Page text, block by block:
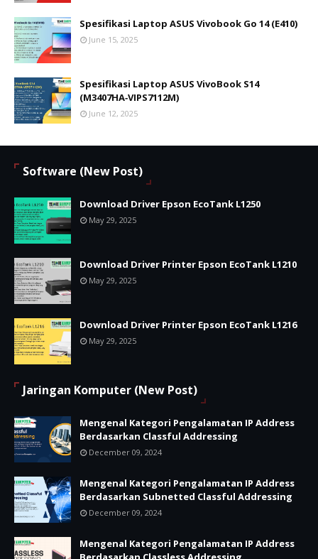
Spesifikasi Laptop ASUS Vivobook Go 14 (E410)
June 15, 2025
Spesifikasi Laptop ASUS VivoBook S14
(M3407HA‑VIPS7112M)
June 12, 2025
Software (New Post)
Download Driver Epson EcoTank L1250
May 29, 2025
Download Driver Printer Epson EcoTank L1210
May 29, 2025
Download Driver Printer Epson EcoTank L1216
May 29, 2025
Jaringan Komputer (New Post)
Mengenal Kategori Pengalamatan IP Address
Berdasarkan Classful Addressing
December 09, 2024
Mengenal Kategori Pengalamatan IP Address
Berdasarkan Subnetted Classful Addressing
December 09, 2024
Mengenal Kategori Pengalamatan IP Address